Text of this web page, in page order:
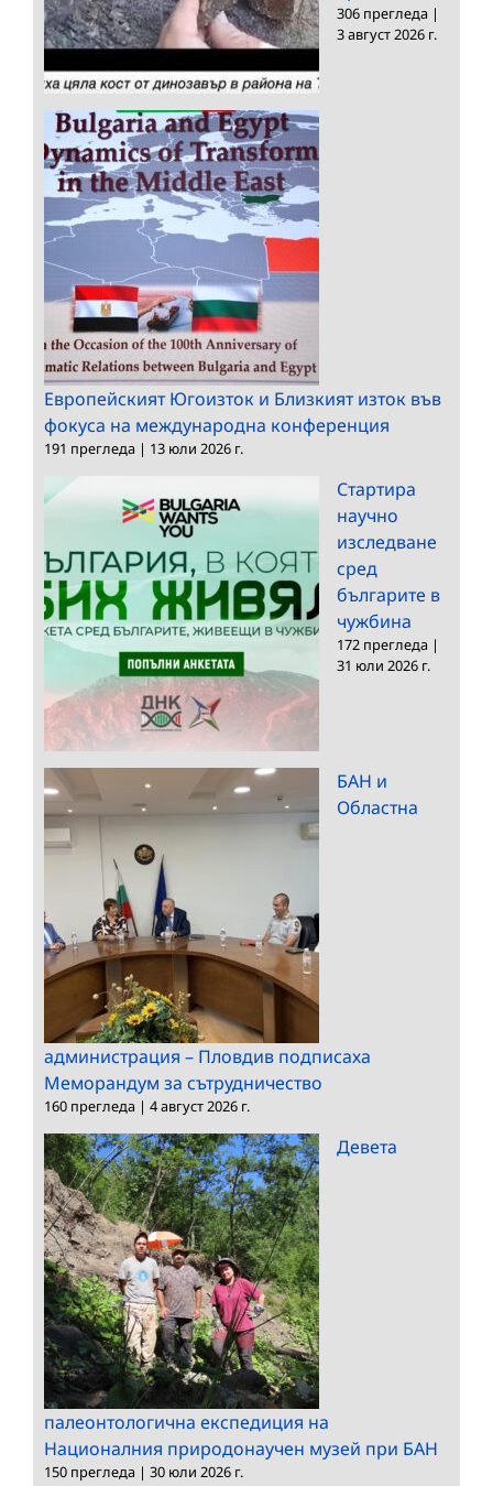
306 прегледа |
3 август 2026 г.
Европейският Югоизток и Близкият изток във
фокуса на международна конференция
191 прегледа | 13 юли 2026 г.
Стартира
научно
изследване
сред
българите в
чужбина
172 прегледа |
31 юли 2026 г.
БАН и
Областна
администрация – Пловдив подписаха
Меморандум за сътрудничество
160 прегледа | 4 август 2026 г.
Девета
палеонтологична експедиция на
Националния природонаучен музей при БАН
150 прегледа | 30 юли 2026 г.